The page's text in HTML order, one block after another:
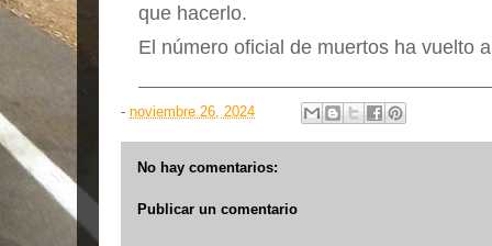
que hacerlo.
El número oficial de muertos ha vuelto
- noviembre 26, 2024
No hay comentarios:
Publicar un comentario